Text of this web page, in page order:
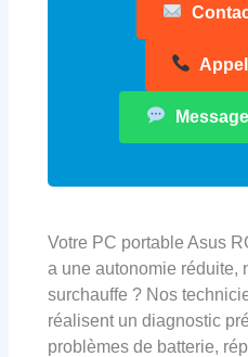
Votre PC portable Asus
a une autonomie réduite,
surchauffe ? Nos
réalisent un diagnostic
problèmes de batterie,